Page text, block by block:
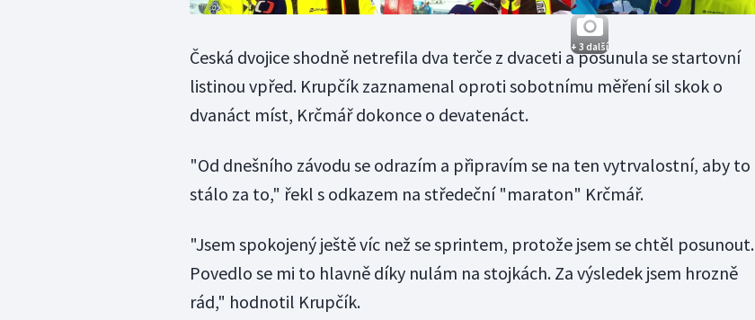
+ 3 další
Česká dvojice shodně netrefila dva terče z dvaceti a posunula se startovní
listinou vpřed. Krupčík zaznamenal oproti sobotnímu měření sil skok o
dvanáct míst, Krčmář dokonce o devatenáct.
"Od dnešního závodu se odrazím a připravím se na ten vytrvalostní, aby to
stálo za to," řekl s odkazem na středeční "maraton" Krčmář.
"Jsem spokojený ještě víc než se sprintem, protože jsem se chtěl posunout.
Povedlo se mi to hlavně díky nulám na stojkách. Za výsledek jsem hrozně
rád," hodnotil Krupčík.